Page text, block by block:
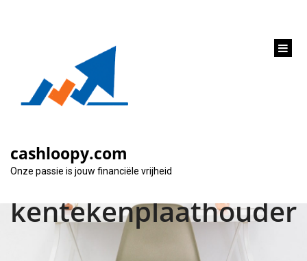
cashloopy.com
Onze passie is jouw financiële vrijheid
Geef je BMW een
stijlvolle upgrade met
een
kentekenplaathouder